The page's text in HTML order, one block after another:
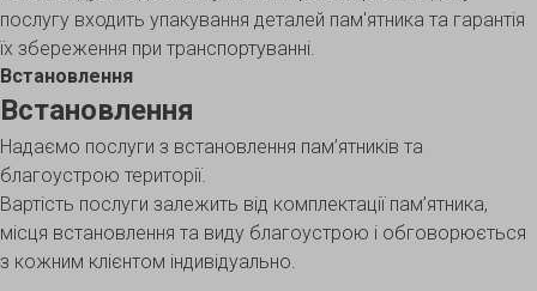
послугу входить упакування деталей пам'ятника та гарантія
їх збереження при транспортуванні.
Встановлення
Встановлення
Надаємо послуги з встановлення пам’ятників та
благоустрою території.
Вартість послуги залежить від комплектації пам’ятника,
місця встановлення та виду благоустрою і обговорюється
з кожним клієнтом індивідуально.